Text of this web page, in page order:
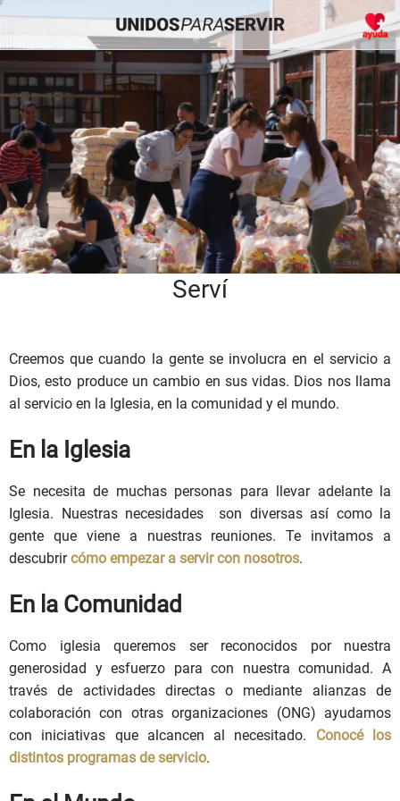
Serví
Creemos que cuando la gente se involucra en el servicio a
Dios, esto produce un cambio en sus vidas. Dios nos llama
al servicio en la Iglesia, en la comunidad y el mundo.
En la Iglesia
Se necesita de muchas personas para llevar adelante la
Iglesia. Nuestras necesidades son diversas así como la
gente que viene a nuestras reuniones. Te invitamos a
descubrircómo empezar a servir con nosotros.
En la Comunidad
Como iglesia queremos ser reconocidos por nuestra
generosidad y esfuerzo para con nuestra comunidad. A
través de actividades directas o mediante alianzas de
colaboración con otras organizaciones (ONG) ayudamos
con iniciativas que alcancen al necesitado. Conocé los
distintos programas de servicio.